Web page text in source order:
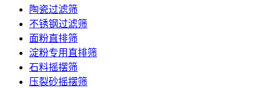
陶瓷过滤筛
不锈钢过滤筛
面粉直排筛
淀粉专用直排筛
石料摇摆筛
压裂砂摇摆筛